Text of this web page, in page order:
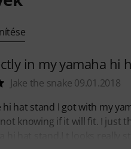
in my yamaha hi
Jake the snake 09.01.2018
hat stand I got with my
knowing if it will fit. I just